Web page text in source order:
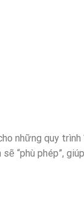
những quy trình
“phù phép”,